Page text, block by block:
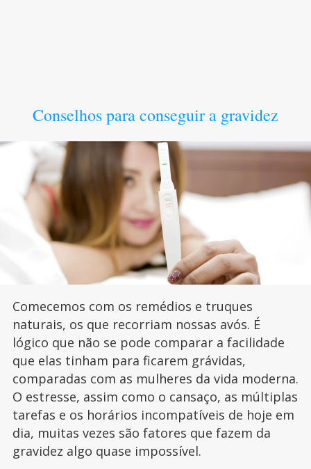
Conselhos para conseguir a gravidez
Comecemos com os remédios e truques
naturais, os que recorriam nossas avós. É
lógico que não se pode comparar a facilidade
que elas tinham para ficarem grávidas,
comparadas com as mulheres da vida moderna.
O estresse, assim como o cansaço, as múltiplas
tarefas e os horários incompatíveis de hoje em
dia, muitas vezes são fatores que fazem da
gravidez algo quase impossível.